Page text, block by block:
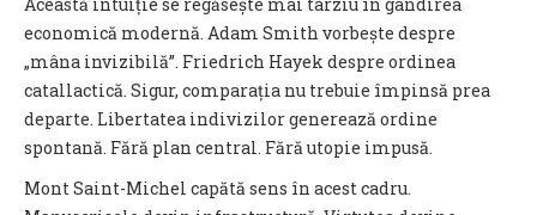
economică modernă. Adam Smith vorbește despre
„mâna invizibilă”. Friedrich Hayek despre ordinea
catallactică. Sigur, comparația nu trebuie împinsă prea
departe. Libertatea indivizilor generează ordine
spontană. Fără plan central. Fără utopie impusă.
Mont Saint-Michel capătă sens în acest cadru.